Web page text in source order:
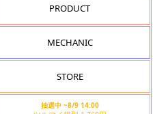
PRODUCT
MECHANIC
STORE
抽選中 ~8/9 14:00